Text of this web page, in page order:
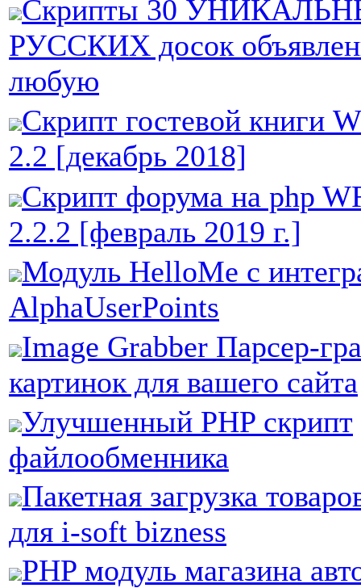
Скрипты 30
РУССКИХ досок
любую
Скрипт гостевой книги
2.2 [декабрь 2018]
Скрипт форума на php
2.2.2 [февраль 2019 г.]
Модуль HelloMe с
AlphaUserPoints
Image Grabber Парсер-
картинок для вашего сайта
Улучшенный PHP скрипт
файлообменника
Пакетная загрузка
для i-soft bizness
PHP модуль магазина